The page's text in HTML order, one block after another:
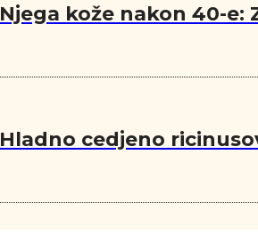
Njega kože nakon 40-
Hladno cedjeno